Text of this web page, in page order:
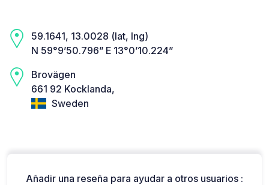
59.1641, 13.0028 (lat, lng)
N 59°9’50.796” E 13°0’10.224”
Brovägen
661 92 Kocklanda,
Sweden
Añadir una reseña para ayudar a otros usuarios :